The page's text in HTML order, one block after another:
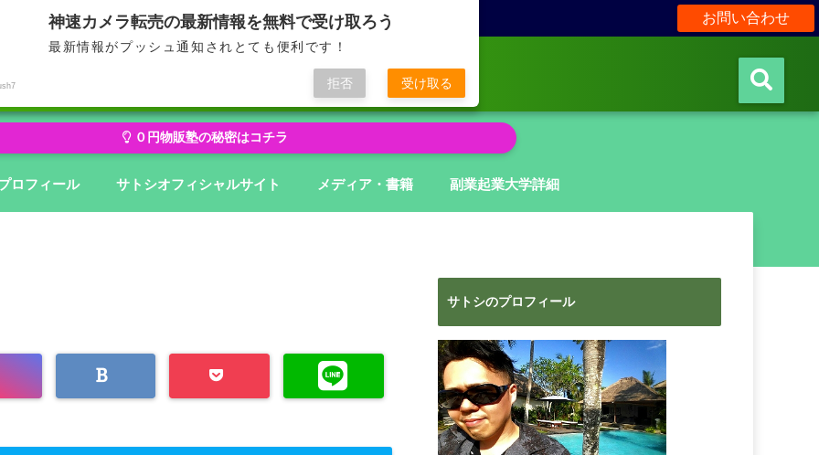
お問い合わせ
せどり・転売から物販にステージアップ
在庫から億を狙う０円物販
０円物販塾の秘密はコチラ
ロフィール サトシオフィシャルサイト メディア・書籍 副業起業大学詳細
サトシのプロフィール
神速カメラ転売の最新情報を無料で受け取ろう
最新情報がプッシュ通知されとても便利です！
拒否 受け取る